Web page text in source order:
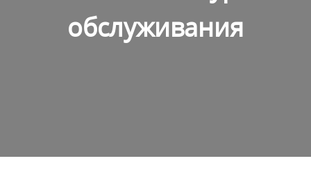
обслуживания